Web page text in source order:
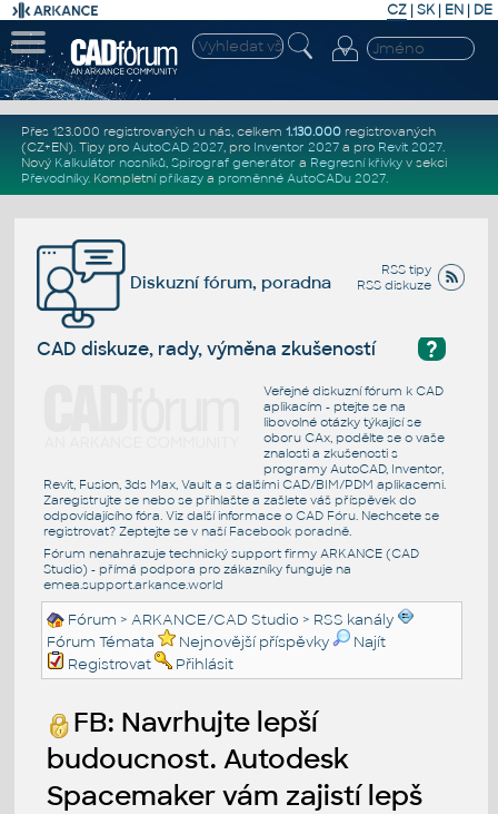
CZ | SK| EN | DE
Přes 123.000 registrovaných u nás, celkem 1.130.000registrovaných
(CZ+EN). Tipy pro AutoCAD 2027, pro Inventor 2027a pro Revit 2027.
Nový Kalkulátor nosníků, Spirograf generátor a Regresní křivkyv sekci
Převodníky. Kompletní příkazya proměnné AutoCADu 2027.
RSS tipy
RSS diskuze
Diskuzní fórum, poradna
?
CAD diskuze, rady, výměna zkušeností
Veřejné diskuzní fórum k CAD
aplikacím - ptejte se na
libovolné otázky týkající se
oboru CAx, podělte se o vaše
znalosti a zkušenosti s
programy AutoCAD, Inventor,
Revit, Fusion, 3ds Max, Vault a s dalšími CAD/BIM/PDM aplikacemi.
Zaregistrujte se nebo se přihlašte a zašlete váš příspěvek do
odpovídajícího fóra. Viz další informace o CAD Fóru. Nechcete se
registrovat? Zeptejte se v naší Facebook poradně.
Fórum nenahrazuje technický support firmy ARKANCE (CAD
Studio) - přímá podpora pro zákazníky funguje na
emea.support.arkance.world
Fórum >ARKANCE/CAD Studio > RSS kanály
Fórum Témata
Nejnovější příspěvky
Najít
Registrovat
Přihlásit
FB: Navrhujte lepší
budoucnost. Autodesk
Spacemaker vám zajistí lepš